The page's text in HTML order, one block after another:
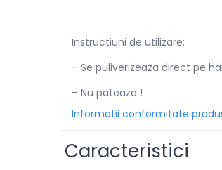
Combaterea Insectelor
Daunatoare
Instructiuni de utilizare:
– Se puliverizeaza direct pe
– Nu pateaza !
Informatii conformitate
Caracteristici